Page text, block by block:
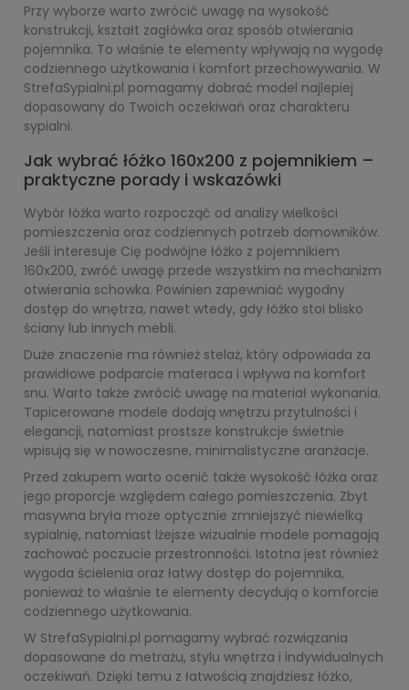
Przy wyborze warto zwrócić uwagę na wysokość
konstrukcji, kształt zagłówka oraz sposób otwierania
pojemnika. To właśnie te elementy wpływają na wygodę
codziennego użytkowania i komfort przechowywania. W
StrefaSypialni.pl pomagamy dobrać model najlepiej
dopasowany do Twoich oczekiwań oraz charakteru
sypialni.
Jak wybrać łóżko 160x200 z pojemnikiem –
praktyczne porady i wskazówki
Wybór łóżka warto rozpocząć od analizy wielkości
pomieszczenia oraz codziennych potrzeb domowników.
Jeśli interesuje Cię podwójne łóżko z pojemnikiem
160x200, zwróć uwagę przede wszystkim na mechanizm
otwierania schowka. Powinien zapewniać wygodny
dostęp do wnętrza, nawet wtedy, gdy łóżko stoi blisko
ściany lub innych mebli.
Duże znaczenie ma również stelaż, który odpowiada za
prawidłowe podparcie materaca i wpływa na komfort
snu. Warto także zwrócić uwagę na materiał wykonania.
Tapicerowane modele dodają wnętrzu przytulności i
elegancji, natomiast prostsze konstrukcje świetnie
wpisują się w nowoczesne, minimalistyczne aranżacje.
Przed zakupem warto ocenić także wysokość łóżka oraz
jego proporcje względem całego pomieszczenia. Zbyt
masywna bryła może optycznie zmniejszyć niewielką
sypialnię, natomiast lżejsze wizualnie modele pomagają
zachować poczucie przestronności. Istotna jest również
wygoda ścielenia oraz łatwy dostęp do pojemnika,
ponieważ to właśnie te elementy decydują o komforcie
codziennego użytkowania.
W StrefaSypialni.pl pomagamy wybrać rozwiązania
dopasowane do metrażu, stylu wnętrza i indywidualnych
oczekiwań. Dzięki temu z łatwością znajdziesz łóżko,